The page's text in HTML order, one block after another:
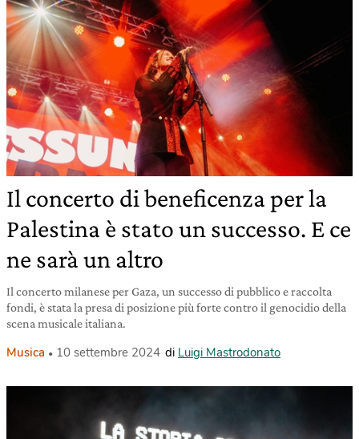
Il concerto di beneficenza per la
Palestina è stato un successo. E ce
ne sarà un altro
Il concerto milanese per Gaza, un successo di pubblico e raccolta
fondi, è stata la presa di posizione più forte contro il genocidio della
scena musicale italiana.
Musica 10 settembre 2024 di Luigi Mastrodonato